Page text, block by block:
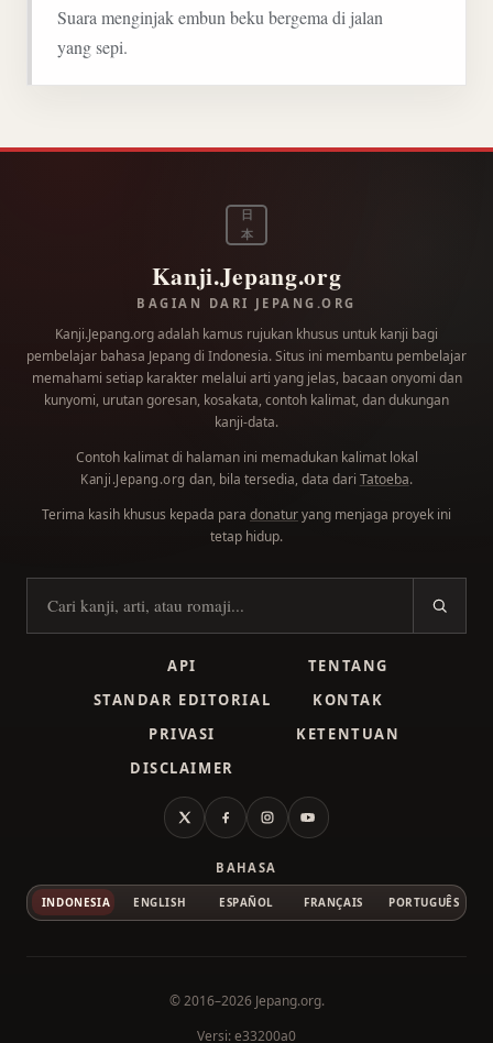
Suara menginjak embun beku bergema di jalan
yang sepi.
日
本
Kanji.Jepang.org
BAGIAN DARI JEPANG.ORG
Kanji.Jepang.org adalah kamus rujukan khusus untuk kanji bagi
pembelajar bahasa Jepang di Indonesia. Situs ini membantu pembelajar
memahami setiap karakter melalui arti yang jelas, bacaan onyomi dan
kunyomi, urutan goresan, kosakata, contoh kalimat, dan dukungan
kanji-data.
Contoh kalimat di halaman ini memadukan kalimat lokal
Kanji.Jepang.org dan, bila tersedia, data dari Tatoeba.
Terima kasih khusus kepada para donaturyang menjaga proyek ini
tetap hidup.
Cari kanji
API
TENTANG
STANDAR EDITORIAL
KONTAK
PRIVASI
KETENTUAN
DISCLAIMER
X FacebookInstagramYouTube
BAHASA
INDONESIA ENGLISH ESPAÑOL FRANÇAIS PORTUGUÊS
© 2016–2026 Jepang.org.
Versi: e33200a0